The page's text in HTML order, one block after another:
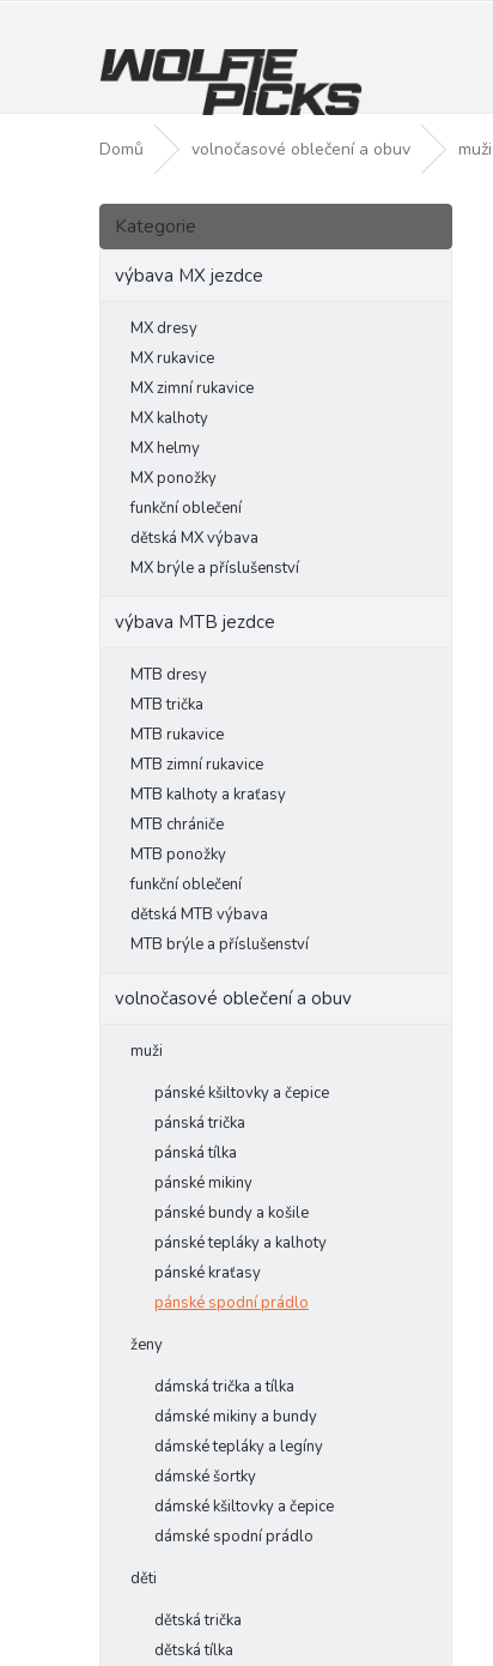
Domů volnočasové oblečení a obuv muži
P
s
Přeskočit
kategorie
Kategorie
výbava MX jezdce
MX dresy
MX rukavice
MX zimní rukavice
MX kalhoty
MX helmy
MX ponožky
funkční oblečení
dětská MX výbava
MX brýle a příslušenství
výbava MTB jezdce
MTB dresy
MTB trička
MTB rukavice
MTB zimní rukavice
MTB kalhoty a kraťasy
MTB chrániče
MTB ponožky
funkční oblečení
dětská MTB výbava
MTB brýle a příslušenství
volnočasové oblečení a obuv
muži
pánské kšiltovky a čepice
pánská trička
pánská tílka
pánské mikiny
pánské bundy a košile
pánské tepláky a kalhoty
pánské kraťasy
pánské spodní prádlo
ženy
dámská trička a tílka
dámské mikiny a bundy
dámské tepláky a legíny
dámské šortky
dámské kšiltovky a čepice
dámské spodní prádlo
děti
dětská trička
dětská tílka